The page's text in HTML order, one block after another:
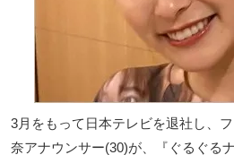
3月をもって日本テレビを退社し、
奈アナウンサー(30)が、『ぐるぐる